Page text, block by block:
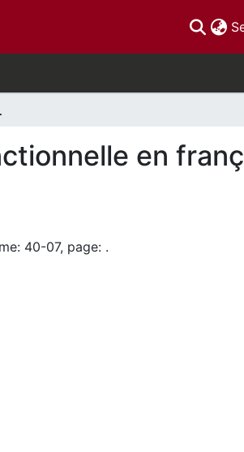
seconde.
en
40-07, page: .